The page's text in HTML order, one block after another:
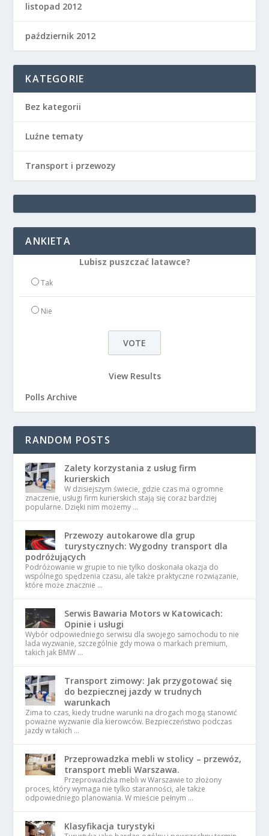
listopad 2012
październik 2012
KATEGORIE
Bez kategorii
Luźne tematy
Transport i przewozy
ANKIETA
Lubisz puszczać latawce?
Tak
Nie
View Results
Polls Archive
RANDOM POSTS
Zalety korzystania z usług firm
kurierskich
W dzisiejszym świecie, gdzie czas ma ogromne
znaczenie, usługi firm kurierskich stają się coraz bardziej
popularne. Dzięki nim możemy …
Przewozy autokarowe dla grup
turystycznych: Wygodny transport dla
podróżujących
Podróżowanie w grupie to nie tylko doskonała okazja do
wspólnego spędzenia czasu, ale także praktyczne rozwiązanie,
które może znacznie …
Serwis Bawaria Motors w Katowicach:
Opinie i usługi
Wybór odpowiedniego serwisu dla swojego samochodu to nie
lada wyzwanie, szczególnie gdy mowa o markach premium,
takich jak BMW …
Transport zimowy: Jak przygotować się
do bezpiecznej jazdy w trudnych
warunkach
Zima to czas, kiedy trudne warunki na drogach mogą stanowić
poważne wyzwanie dla kierowców. Bezpieczeństwo podczas
jazdy w takich …
Przeprowadzka mebli w stolicy – przewóz,
transport mebli Warszawa.
Przeprowadzka mebli w Warszawie to złożony
proces, który wymaga nie tylko staranności, ale także
odpowiedniego planowania. W mieście pełnym …
Klasyfikacja turystyki